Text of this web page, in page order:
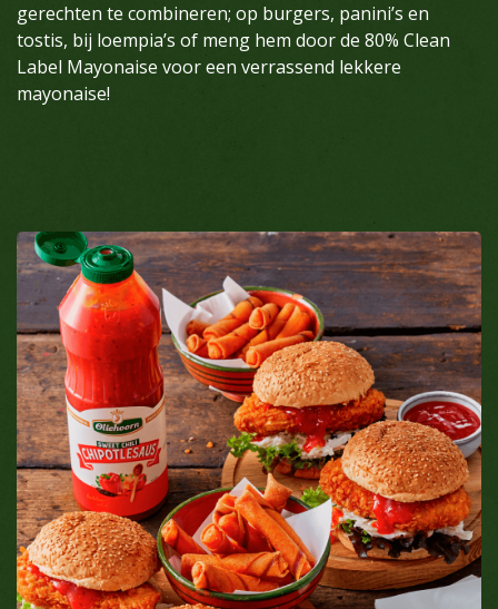
gerechten te combineren; op burgers, panini’s en
tostis, bij loempia’s of meng hem door de 80% Clean
Label Mayonaise voor een verrassend lekkere
mayonaise!